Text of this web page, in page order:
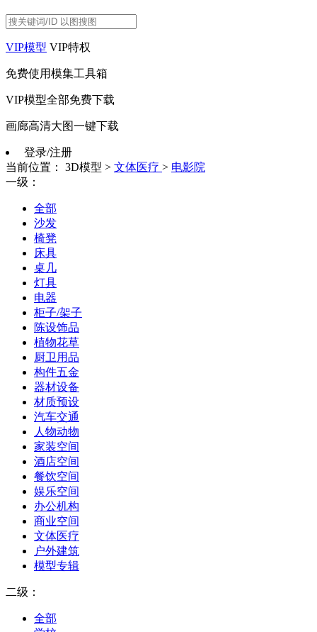
VIP模型 VIP特权
免费使用模集工具箱
VIP模型全部免费下载
画廊高清大图一键下载
登录/注册
当前位置：
3D模型 > 文体医疗 > 电影院
一级：
全部
沙发
椅凳
床具
桌几
灯具
电器
柜子/架子
陈设饰品
植物花草
厨卫用品
构件五金
器材设备
材质预设
汽车交通
人物动物
家装空间
酒店空间
餐饮空间
娱乐空间
办公机构
商业空间
文体医疗
户外建筑
模型专辑
二级：
全部